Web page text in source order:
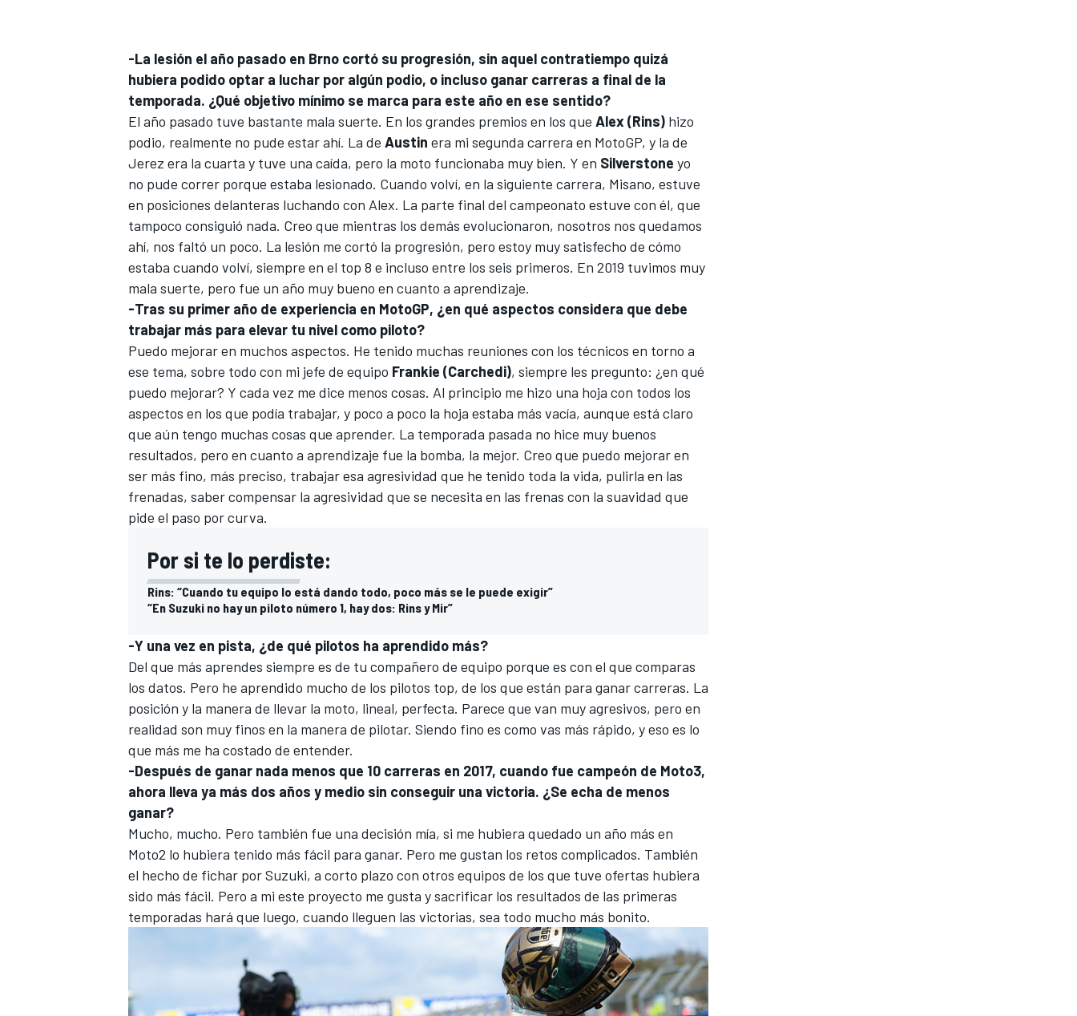
-La lesión el año pasado en Brno cortó su progresión, sin aquel contratiempo quizá
hubiera podido optar a luchar por algún podio, o incluso ganar carreras a final de la
temporada. ¿Qué objetivo mínimo se marca para este año en ese sentido?
El año pasado tuve bastante mala suerte. En los grandes premios en los que Alex (Rins) hizo
podio, realmente no pude estar ahí. La de Austin era mi segunda carrera en MotoGP, y la de
Jerez era la cuarta y tuve una caída, pero la moto funcionaba muy bien. Y en Silverstone yo
no pude correr porque estaba lesionado. Cuando volví, en la siguiente carrera, Misano, estuve
en posiciones delanteras luchando con Alex. La parte final del campeonato estuve con él, que
tampoco consiguió nada. Creo que mientras los demás evolucionaron, nosotros nos quedamos
ahí, nos faltó un poco. La lesión me cortó la progresión, pero estoy muy satisfecho de cómo
estaba cuando volví, siempre en el top 8 e incluso entre los seis primeros. En 2019 tuvimos muy
mala suerte, pero fue un año muy bueno en cuanto a aprendizaje.
-Tras su primer año de experiencia en MotoGP, ¿en qué aspectos considera que debe
trabajar más para elevar tu nivel como piloto?
Puedo mejorar en muchos aspectos. He tenido muchas reuniones con los técnicos en torno a
ese tema, sobre todo con mi jefe de equipo Frankie (Carchedi), siempre les pregunto: ¿en qué
puedo mejorar? Y cada vez me dice menos cosas. Al principio me hizo una hoja con todos los
aspectos en los que podía trabajar, y poco a poco la hoja estaba más vacía, aunque está claro
que aún tengo muchas cosas que aprender. La temporada pasada no hice muy buenos
resultados, pero en cuanto a aprendizaje fue la bomba, la mejor. Creo que puedo mejorar en
ser más fino, más preciso, trabajar esa agresividad que he tenido toda la vida, pulirla en las
frenadas, saber compensar la agresividad que se necesita en las frenas con la suavidad que
pide el paso por curva.
Por si te lo perdiste:
Rins: “Cuando tu equipo lo está dando todo, poco más se le puede exigir”
“En Suzuki no hay un piloto número 1, hay dos: Rins y Mir”
-Y una vez en pista, ¿de qué pilotos ha aprendido más?
Del que más aprendes siempre es de tu compañero de equipo porque es con el que comparas
los datos. Pero he aprendido mucho de los pilotos top, de los que están para ganar carreras. La
posición y la manera de llevar la moto, lineal, perfecta. Parece que van muy agresivos, pero en
realidad son muy finos en la manera de pilotar. Siendo fino es como vas más rápido, y eso es lo
que más me ha costado de entender.
-Después de ganar nada menos que 10 carreras en 2017, cuando fue campeón de Moto3,
ahora lleva ya más dos años y medio sin conseguir una victoria. ¿Se echa de menos
ganar?
Mucho, mucho. Pero también fue una decisión mía, si me hubiera quedado un año más en
Moto2 lo hubiera tenido más fácil para ganar. Pero me gustan los retos complicados. También
el hecho de fichar por Suzuki, a corto plazo con otros equipos de los que tuve ofertas hubiera
sido más fácil. Pero a mi este proyecto me gusta y sacrificar los resultados de las primeras
temporadas hará que luego, cuando lleguen las victorias, sea todo mucho más bonito.